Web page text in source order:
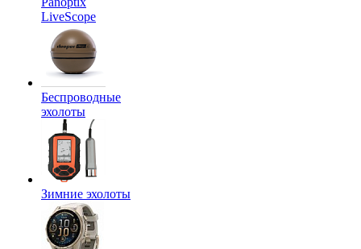
LiveScope
Беспроводные
эхолоты
Зимние эхолоты